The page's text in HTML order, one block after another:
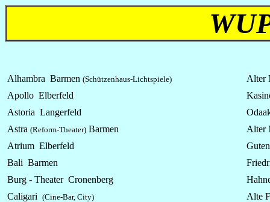
Alhambra Barmen (Schützenhaus-Lichtspiele)
Alter
Apollo Elberfeld
Astoria Langerfeld
Astra (Reform-Theater) Barmen
Alter
Atrium Elberfeld
Bali Barmen
Burg - Theater Cronenberg
Caligari (Cine-Bar, City)
Alte